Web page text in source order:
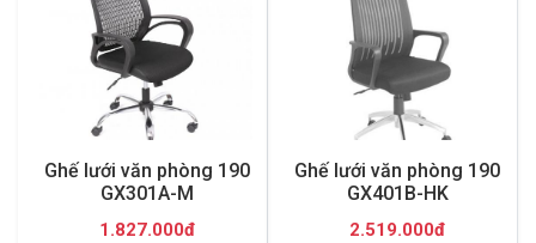
Ghế lưới văn phòng 190
GX301A-M
1.827.000đ
Ghế lưới văn phòng 190
GX401B-HK
2.519.000đ